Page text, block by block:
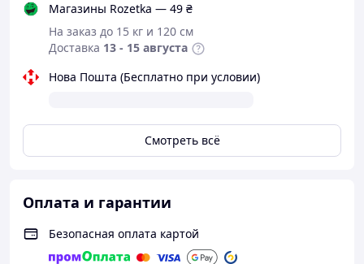
Магазины Rozetka — 49 ₴
На заказ до 15 кг и 120 см
Доставка 13 - 15 августа
Нова Пошта (Бесплатно при условии)
Смотреть всё
Оплата и гарантии
Безопасная оплата картой